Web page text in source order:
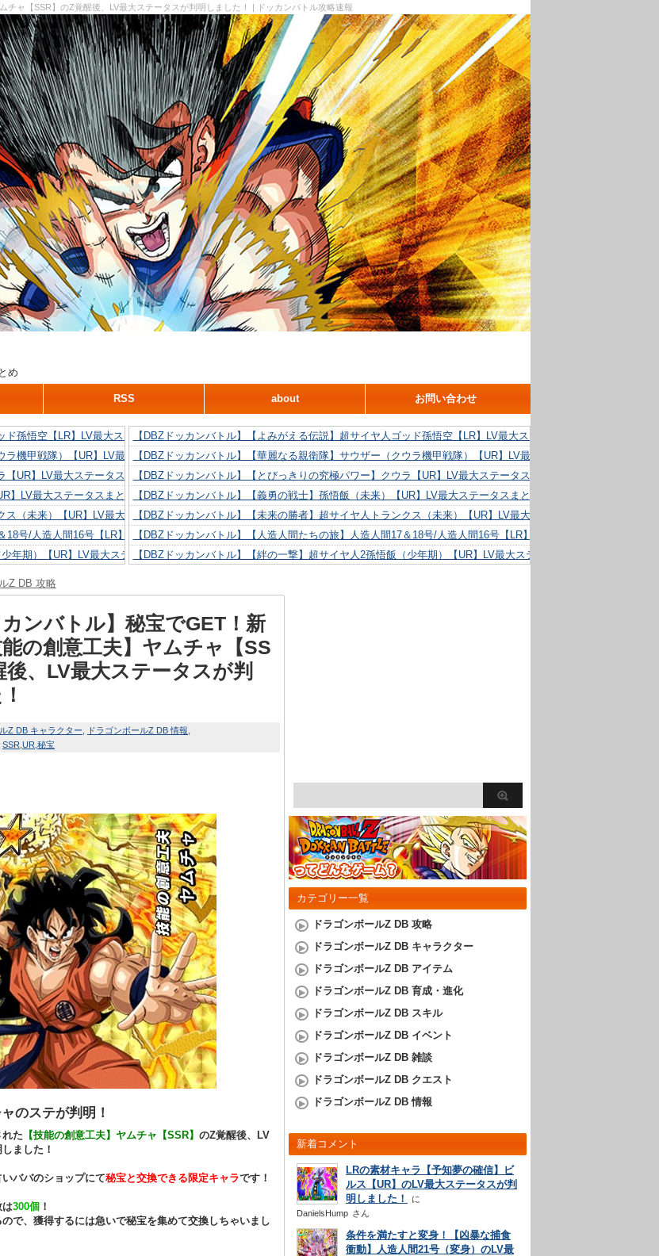
チャ【SSR】のZ覚醒後、LV最大ステータスが判明しました！ | ドッカンバトル攻略速報
め
RSS about お問い合わせ
ド孫悟空【LR】LV最大ステータスまとめ！
ラ機甲戦隊）【UR】LV最大ステータスまとめ！
【UR】LV最大ステータスまとめ！
】LV最大ステータスまとめ！
ス（未来）【UR】LV最大ステータスまとめ！
号/人造人間16号【LR】LV最大ステータスまとめ！
年期）【UR】LV最大ステータスまとめ！
UR】LV最大ステータスまとめ！
LV最大ステータスまとめ！
UR】LV最大ステータスまとめ！
【DBZドッカンバトル】【よみがえる伝説】超サイヤ人ゴッド孫悟空【LR】LV最大ステータスまとめ！
【DBZドッカンバトル】【華麗なる親衛隊】サウザー（クウラ機甲戦隊）【UR】LV最大ステータスまとめ！
【DBZドッカンバトル】【とびっきりの究極パワー】クウラ【UR】LV最大ステータスまとめ！
【DBZドッカンバトル】【義勇の戦士】孫悟飯（未来）【UR】LV最大ステータスまとめ！
【DBZドッカンバトル】【未来の勝者】超サイヤ人トランクス（未来）【UR】LV最大ステータスまとめ！
【DBZドッカンバトル】【人造人間たちの旅】人造人間17＆18号/人造人間16号【LR】LV最大ステータスまとめ！
【DBZドッカンバトル】【絆の一撃】超サイヤ人2孫悟飯（少年期）【UR】LV最大ステータスまとめ！
【DBZドッカンバトル】【技巧とひらめき】クリリン【UR】LV最大ステータスまとめ！
【DBZドッカンバトル】【新たに得た好機】人造人間16号【UR】LV最大ステータスまとめ！
Z DB 攻略
カンバトル】秘宝でGET！新
の創意工夫】ヤムチャ【SS
後、LV最大ステータスが判
Z DB キャラクター
ドラゴンボールZ DB 情報
SSR UR 秘宝
のステが判明！
た 【技能の創意工夫】ヤムチャ【SSR】 のZ覚醒後、LV
ました！
ババのショップにて秘宝と交換できる限定キャラです！
は300個 ！
で、獲得するには急いで秘宝を集めて交換しちゃいまし
カテゴリー一覧
ドラゴンボールZ DB 攻略
ドラゴンボールZ DB キャラクター
ドラゴンボールZ DB アイテム
ドラゴンボールZ DB 育成・進化
ドラゴンボールZ DB スキル
ドラゴンボールZ DB イベント
ドラゴンボールZ DB 雑談
ドラゴンボールZ DB クエスト
ドラゴンボールZ DB 情報
新着コメント
LRの素材キャラ【予知夢の確信】ビ
ルス【UR】のLV最大ステータスが判
明しました！
DanielsHump さん
条件を満たすと変身！【凶暴な捕食
衝動】人造人間21号（変身）のLV最